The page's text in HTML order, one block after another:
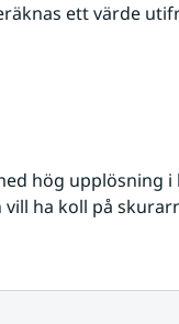
ett värde
hög upplösning i
ha koll på